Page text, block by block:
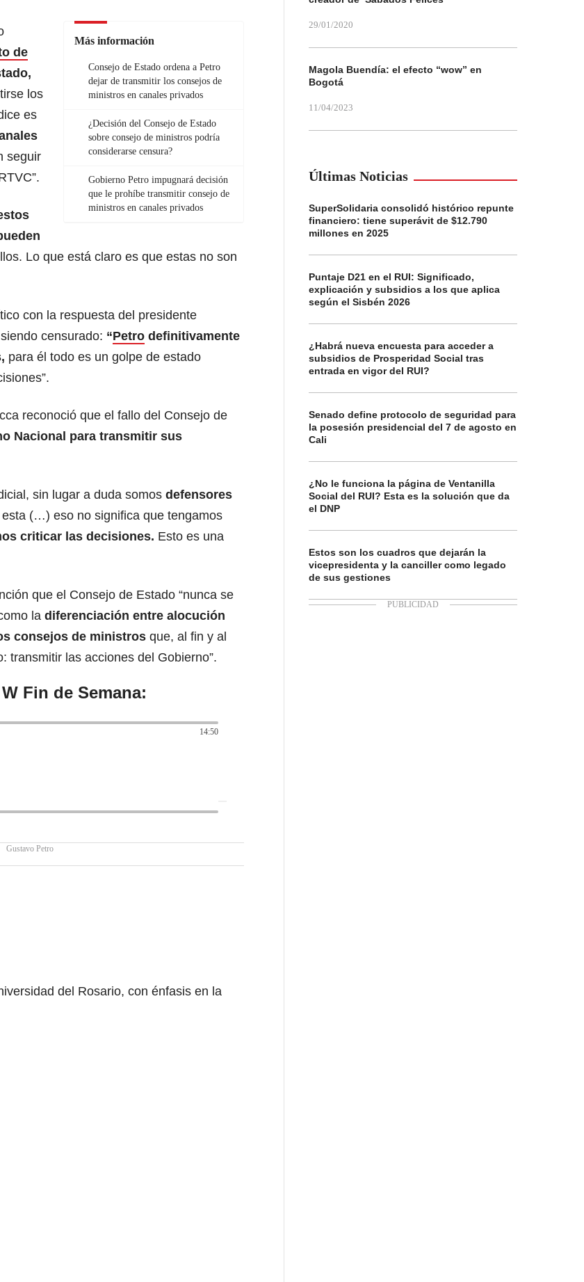
Más información
Consejo de Estado ordena a Petro
dejar de transmitir los consejos de
ministros en canales privados
¿Decisión del Consejo de Estado
sobre consejo de ministros podría
considerarse censura?
Gobierno Petro impugnará decisión
que le prohíbe transmitir consejo de
ministros en canales privados
de
los
es
seguir
Lo que está claro es que estas no son
con la respuesta del presidente
censurado: “Petro definitivamente
para él todo es un golpe de estado
reconoció que el fallo del Consejo de
Nacional para transmitir sus
sin lugar a duda somos defensores
(…) eso no significa que tengamos
criticar las decisiones. Esto es una
que el Consejo de Estado “nunca se
la diferenciación entre alocución
consejos de ministros que, al fin y al
transmitir las acciones del Gobierno”.
Fin de Semana:
14:50
Gustavo Petro
del Rosario, con énfasis en la
29/01/2020
Magola Buendía: el efecto “wow” en
Bogotá
11/04/2023
Últimas Noticias
SuperSolidaria consolidó histórico repunte
financiero: tiene superávit de $12.790
millones en 2025
Puntaje D21 en el RUI: Significado,
explicación y subsidios a los que aplica
según el Sisbén 2026
¿Habrá nueva encuesta para acceder a
subsidios de Prosperidad Social tras
entrada en vigor del RUI?
Senado define protocolo de seguridad para
la posesión presidencial del 7 de agosto en
Cali
¿No le funciona la página de Ventanilla
Social del RUI? Esta es la solución que da
el DNP
Estos son los cuadros que dejarán la
vicepresidenta y la canciller como legado
de sus gestiones